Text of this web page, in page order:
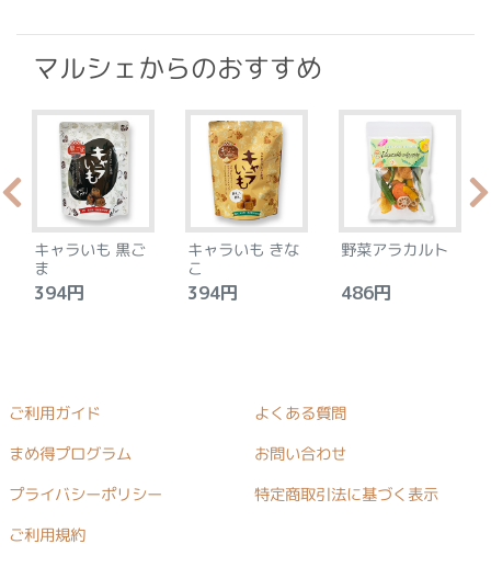
マルシェからのおすすめ
キャラいも 黒ご
ま
394円
キャラいも きな
こ
394円
野菜アラカルト
486円
ご利用ガイド よくある質問
まめ得プログラム お問い合わせ
プライバシーポリシー 特定商取引法に基づく表示
ご利用規約